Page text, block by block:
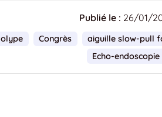
Publié le : 26/01/
Congrès aiguille slow-pull
Echo-endoscopie